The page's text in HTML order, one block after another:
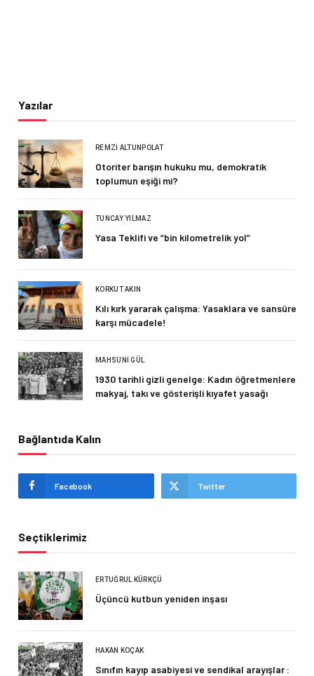
Yazılar
REMZI ALTUNPOLAT
Otoriter barışın hukuku mu, demokratik
toplumun eşiği mi?
TUNCAY YILMAZ
Yasa Teklifi ve “bin kilometrelik yol”
KORKUT AKIN
Kılı kırk yararak çalışma: Yasaklara ve sansüre
karşı mücadele!
MAHSUNI GÜL
1930 tarihli gizli genelge: Kadın öğretmenlere
makyaj, takı ve gösterişli kıyafet yasağı
Bağlantıda Kalın
Facebook Twitter
Seçtiklerimiz
ERTUĞRUL KÜRKÇÜ
Üçüncü kutbun yeniden inşası
HAKAN KOÇAK
Sınıfın kayıp asabiyesi ve sendikal arayışlar :